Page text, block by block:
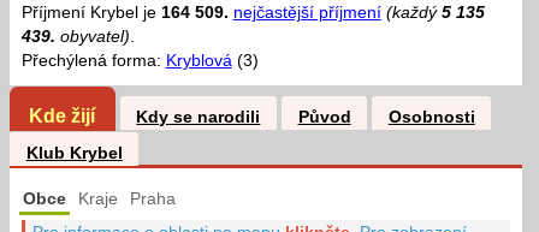
Příjmení Krybel je 164 509. nejčastější příjmení (každý 5 135
439. obyvatel).
Přechýlená forma: Kryblová(3)
Kde žijí Kdy se narodili Původ
Osobnosti
Klub Krybel
Obce Kraje Praha